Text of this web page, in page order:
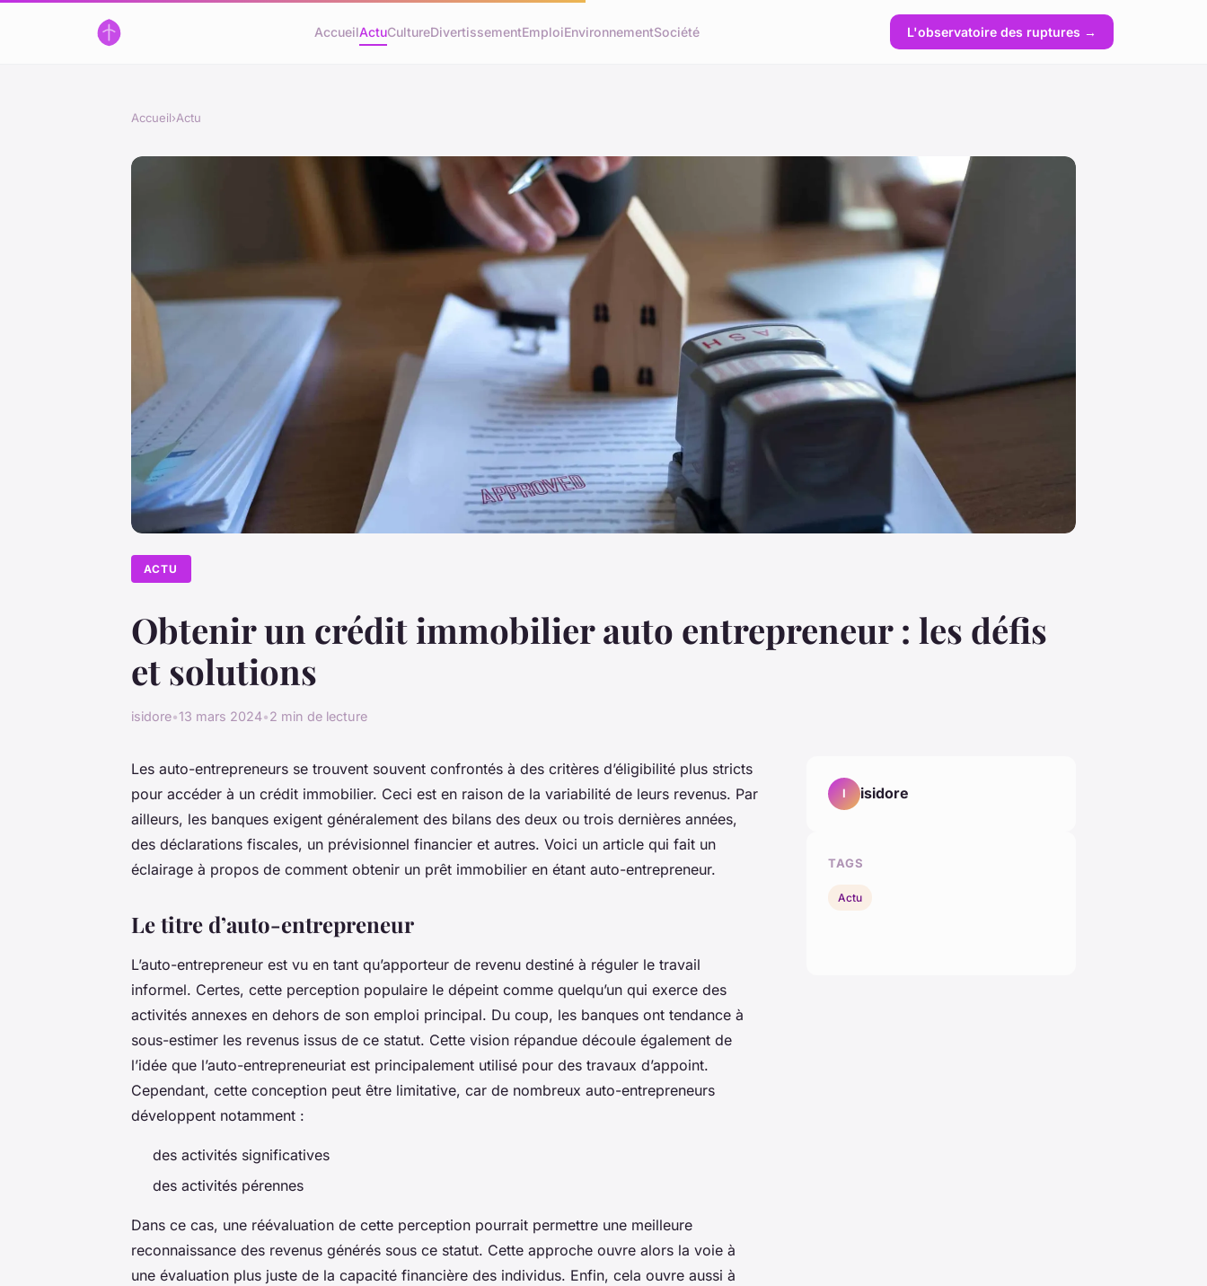
AccueilActuCultureDivertissementEmploiEnvironnementSociété L'observatoire des ruptures →
Accueil›Actu
ACTU
Obtenir un crédit immobilier auto entrepreneur : les défis
et solutions
isidore•13 mars 2024•2 min de lecture
Les auto-entrepreneurs se trouvent souvent confrontés à des critères d’éligibilité plus stricts
pour accéder à un crédit immobilier. Ceci est en raison de la variabilité de leurs revenus. Par
ailleurs, les banques exigent généralement des bilans des deux ou trois dernières années,
des déclarations fiscales, un prévisionnel financier et autres. Voici un article qui fait un
éclairage à propos de comment obtenir un prêt immobilier en étant auto-entrepreneur.
Le titre d’auto-entrepreneur
L’auto-entrepreneur est vu en tant qu’apporteur de revenu destiné à réguler le travail
informel. Certes, cette perception populaire le dépeint comme quelqu’un qui exerce des
activités annexes en dehors de son emploi principal. Du coup, les banques ont tendance à
sous-estimer les revenus issus de ce statut. Cette vision répandue découle également de
l’idée que l’auto-entrepreneuriat est principalement utilisé pour des travaux d’appoint.
Cependant, cette conception peut être limitative, car de nombreux auto-entrepreneurs
développent notamment :
des activités significatives
des activités pérennes
Dans ce cas, une réévaluation de cette perception pourrait permettre une meilleure
reconnaissance des revenus générés sous ce statut. Cette approche ouvre alors la voie à
une évaluation plus juste de la capacité financière des individus. Enfin, cela ouvre aussi à
I isidore
TAGS
Actu